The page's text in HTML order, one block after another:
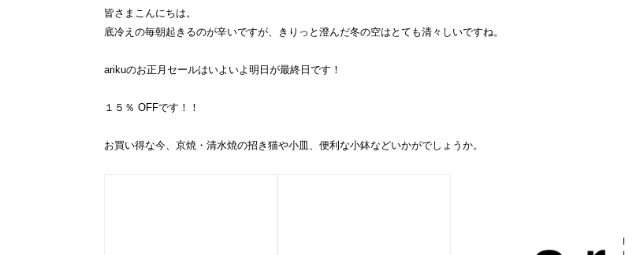
皆さまこんにちは。
底冷えの毎朝起きるのが辛いですが、きりっと澄んだ冬の空はとても清々しいですね。
arikuのお正月セールはいよいよ明日が最終日です！
１５％ OFFです！！
お買い得な今、京焼・清水焼の招き猫や小皿、便利な小鉢などいかがでしょうか。